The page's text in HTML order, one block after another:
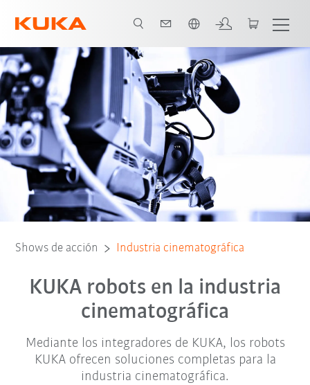
Shows de acción Industria cinematográfica
KUKA robots en la industria
cinematográfica
Mediante los integradores de KUKA, los robots
KUKA ofrecen soluciones completas para la
industria cinematográfica.